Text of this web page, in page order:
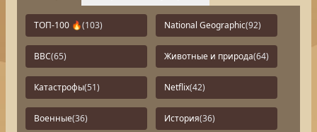
ТОП-100 🔥(103) National Geographic(92)
BBC(65) Животные и природа(64)
Катастрофы(51) Netflix(42)
Военные(36) История(36)